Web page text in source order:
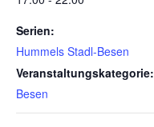
Serien:
Hummels Stadl-Besen
Veranstaltungskategorie:
Besen